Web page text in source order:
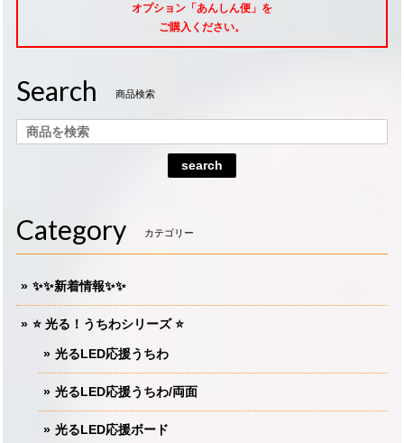
オプション「あんしん便」 を
ご購入ください。
Search 商品検索
search
Category カテゴリー
✨✨新着情報✨✨
⭐️ 光る！うちわシリーズ ⭐️
光るLED応援うちわ
光るLED応援うちわ/両面
光るLED応援ボード